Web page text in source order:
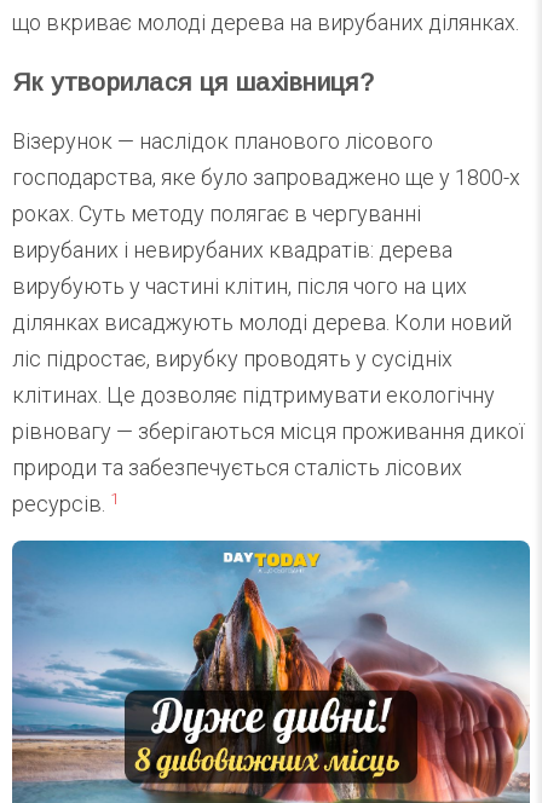
що вкриває молоді дерева на вирубаних ділянках.
Як утворилася ця шахівниця?
Візерунок — наслідок планового лісового
господарства, яке було запроваджено ще у 1800-х
роках. Суть методу полягає в чергуванні
вирубаних і невирубаних квадратів: дерева
вирубують у частині клітин, після чого на цих
ділянках висаджують молоді дерева. Коли новий
ліс підростає, вирубку проводять у сусідніх
клітинах. Це дозволяє підтримувати екологічну
рівновагу — зберігаються місця проживання дикої
природи та забезпечується сталість лісових
ресурсів. 1